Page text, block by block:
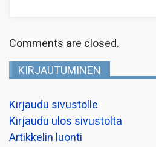
Comments are closed.
KIRJAUTUMINEN
Kirjaudu sivustolle
Kirjaudu ulos sivustolta
Artikkelin luonti